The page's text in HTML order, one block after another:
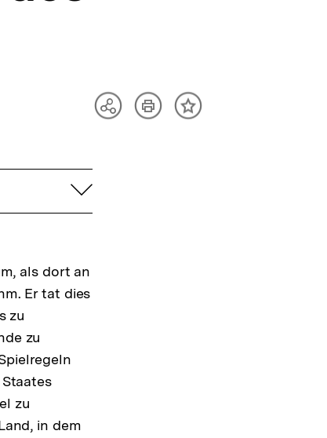
TeilenArtikelInhalt
aufklappen
als dort an
Er tat dies
zu
zu
zu
in dem